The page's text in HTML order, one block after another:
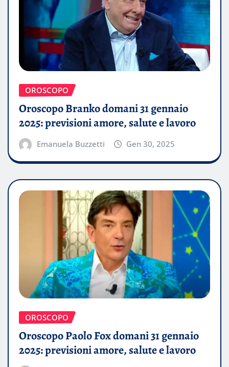
OROSCOPO
Oroscopo Branko domani 31 gennaio
2025: previsioni amore, salute e lavoro
Emanuela Buzzetti Gen 30, 2025
OROSCOPO
Oroscopo Paolo Fox domani 31 gennaio
2025: previsioni amore, salute e lavoro